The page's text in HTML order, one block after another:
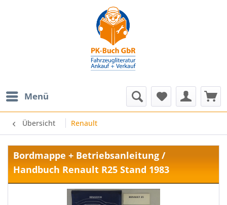
Menü
Übersicht Renault
Bordmappe + Betriebsanleitung /
Handbuch Renault R25 Stand 1983